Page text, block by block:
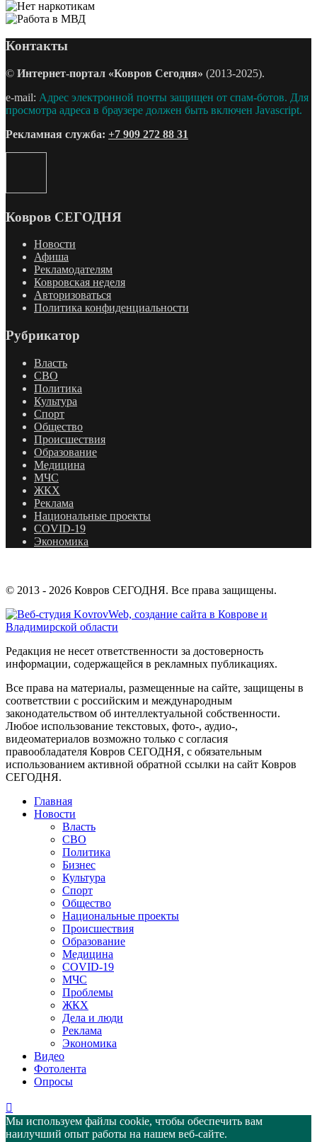
Контакты
© Интернет-портал «Ковров Сегодня» (2013-2025).
e-mail: Адрес электронной почты защищен от спам-ботов. Для
просмотра адреса в браузере должен быть включен Javascript.
Рекламная служба: +7 909 272 88 31
Ковров СЕГОДНЯ
Новости
Афиша
Рекламодателям
Ковровская неделя
Авторизоваться
Политика конфиденциальности
Рубрикатор
Власть
СВО
Политика
Культура
Спорт
Общество
Происшествия
Образование
Медицина
МЧС
ЖКХ
Реклама
Национальные проекты
COVID-19
Экономика
© 2013 - 2026 Ковров СЕГОДНЯ. Все права защищены.
Редакция не несет ответственности за достоверность
информации, содержащейся в рекламных публикациях.
Все права на материалы, размещенные на сайте, защищены в
соответствии с российским и международным
законодательством об интеллектуальной собственности.
Любое использование текстовых, фото-, аудио-,
видеоматериалов возможно только с согласия
правообладателя Ковров СЕГОДНЯ, с обязательным
использованием активной обратной ссылки на сайт Ковров
СЕГОДНЯ.
Главная
Новости
Власть
СВО
Политика
Бизнес
Культура
Спорт
Общество
Национальные проекты
Происшествия
Образование
Медицина
COVID-19
МЧС
Проблемы
ЖКХ
Дела и люди
Реклама
Экономика
Видео
Фотолента
Опросы
Мы используем файлы cookie, чтобы обеспечить вам
наилучший опыт работы на нашем веб-сайте.